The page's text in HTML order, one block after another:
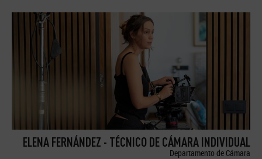
ELENA FERNÁNDEZ - TÉCNICO DE CÁMARA INDIVIDUAL
Departamento de Cámara